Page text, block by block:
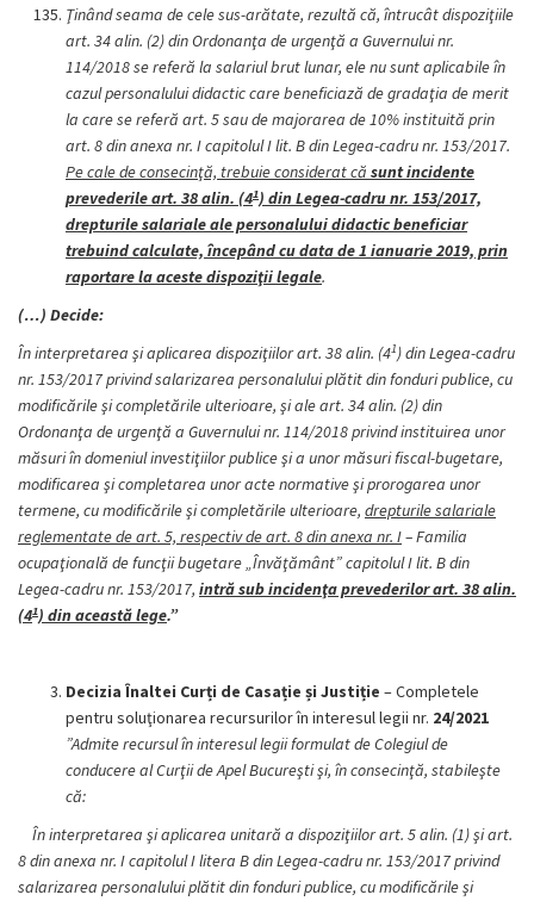
Ţinând seama de cele sus-arătate, rezultă că, întrucât dispoziţiile
art. 34 alin. (2) din Ordonanţa de urgenţă a Guvernului nr.
114/2018 se referă la salariul brut lunar, ele nu sunt aplicabile în
cazul personalului didactic care beneficiază de gradaţia de merit
la care se referă art. 5 sau de majorarea de 10% instituită prin
art. 8 din anexa nr. I capitolul I lit. B din Legea-cadru nr. 153/2017.
Pe cale de consecinţă, trebuie considerat că sunt incidente
prevederile art. 38 alin. (41) din Legea-cadru nr. 153/2017,
drepturile salariale ale personalului didactic beneficiar
trebuind calculate, începând cu data de 1 ianuarie 2019, prin
raportare la aceste dispoziţii legale.
(…) Decide:
În interpretarea şi aplicarea dispoziţiilor art. 38 alin. (41) din Legea-cadru
nr. 153/2017 privind salarizarea personalului plătit din fonduri publice, cu
modificările şi completările ulterioare, şi ale art. 34 alin. (2) din
Ordonanţa de urgenţă a Guvernului nr. 114/2018 privind instituirea unor
măsuri în domeniul investiţiilor publice şi a unor măsuri fiscal-bugetare,
modificarea şi completarea unor acte normative şi prorogarea unor
termene, cu modificările şi completările ulterioare, drepturile salariale
reglementate de art. 5, respectiv de art. 8 din anexa nr. I– Familia
ocupaţională de funcţii bugetare „Învăţământ” capitolul I lit. B din
Legea-cadru nr. 153/2017, intră sub incidenţa prevederilor art. 38 alin.
(41) din această lege.”
Decizia Înaltei Curți de Casație și Justiție – Completele
pentru soluţionarea recursurilor în interesul legii nr. 24/2021
”Admite recursul în interesul legii formulat de Colegiul de
conducere al Curţii de Apel Bucureşti şi, în consecinţă, stabileşte
că:
În interpretarea şi aplicarea unitară a dispoziţiilor art. 5 alin. (1) şi art.
8 din anexa nr. I capitolul I litera B din Legea-cadru nr. 153/2017 privind
salarizarea personalului plătit din fonduri publice, cu modificările şi